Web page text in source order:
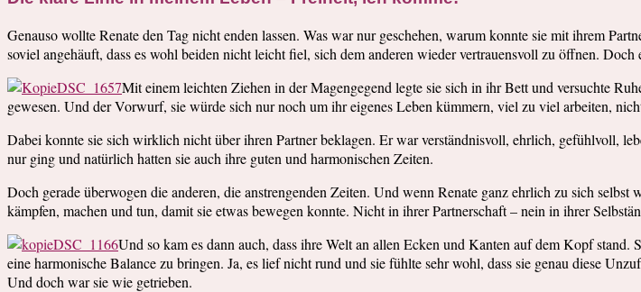
Genauso wollte Renate den Tag nicht enden lassen. Was war nur geschehen, warum konnte sie mit ihrem
soviel angehäuft, dass es wohl beiden nicht leicht fiel, sich dem anderen wieder vertrauensvoll zu öffnen. Doch
Mit einem leichten Ziehen in der Magengegend legte sie sich in ihr Bett und versuchte
gewesen. Und der Vorwurf, sie würde sich nur noch um ihr eigenes Leben kümmern, viel zu viel arbeiten,
Dabei konnte sie sich wirklich nicht über ihren Partner beklagen. Er war verständnisvoll, ehrlich, gefühlvoll,
nur ging und natürlich hatten sie auch ihre guten und harmonischen Zeiten.
Doch gerade überwogen die anderen, die anstrengenden Zeiten. Und wenn Renate ganz ehrlich zu sich
kämpfen, machen und tun, damit sie etwas bewegen konnte. Nicht in ihrer Partnerschaft – nein in ihrer
Und so kam es dann auch, dass ihre Welt an allen Ecken und Kanten auf dem Kopf
eine harmonische Balance zu bringen. Ja, es lief nicht rund und sie fühlte sehr wohl, dass sie genau diese
Und doch war sie wie getrieben.